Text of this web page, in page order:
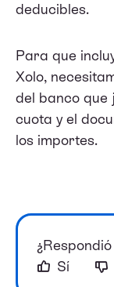
deducibles.
Para que
Xolo,
del banco que
cuota y el
los importes.
Sí